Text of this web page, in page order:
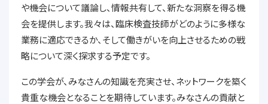
や機会について議論し、情報共有して、新たな洞察を得る機
会を提供します。我々は、臨床検査技師がどのように多様な
業務に適応できるか、そして働きがいを向上させるための戦
略について深く探求する予定です。
この学会が、みなさんの知識を充実させ、ネットワークを築く
貴重な機会となることを期待しています。みなさんの貢献と